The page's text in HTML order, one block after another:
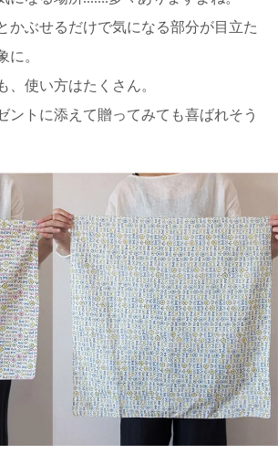
かぶせるだけで気になる部分が目立た
に。
、使い方はたくさん。
ントに添えて贈ってみても喜ばれそう